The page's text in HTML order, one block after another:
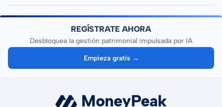
REGÍSTRATE AHORA
Desbloquea la gestión patrimonial impulsada por IA
Empieza gratis →